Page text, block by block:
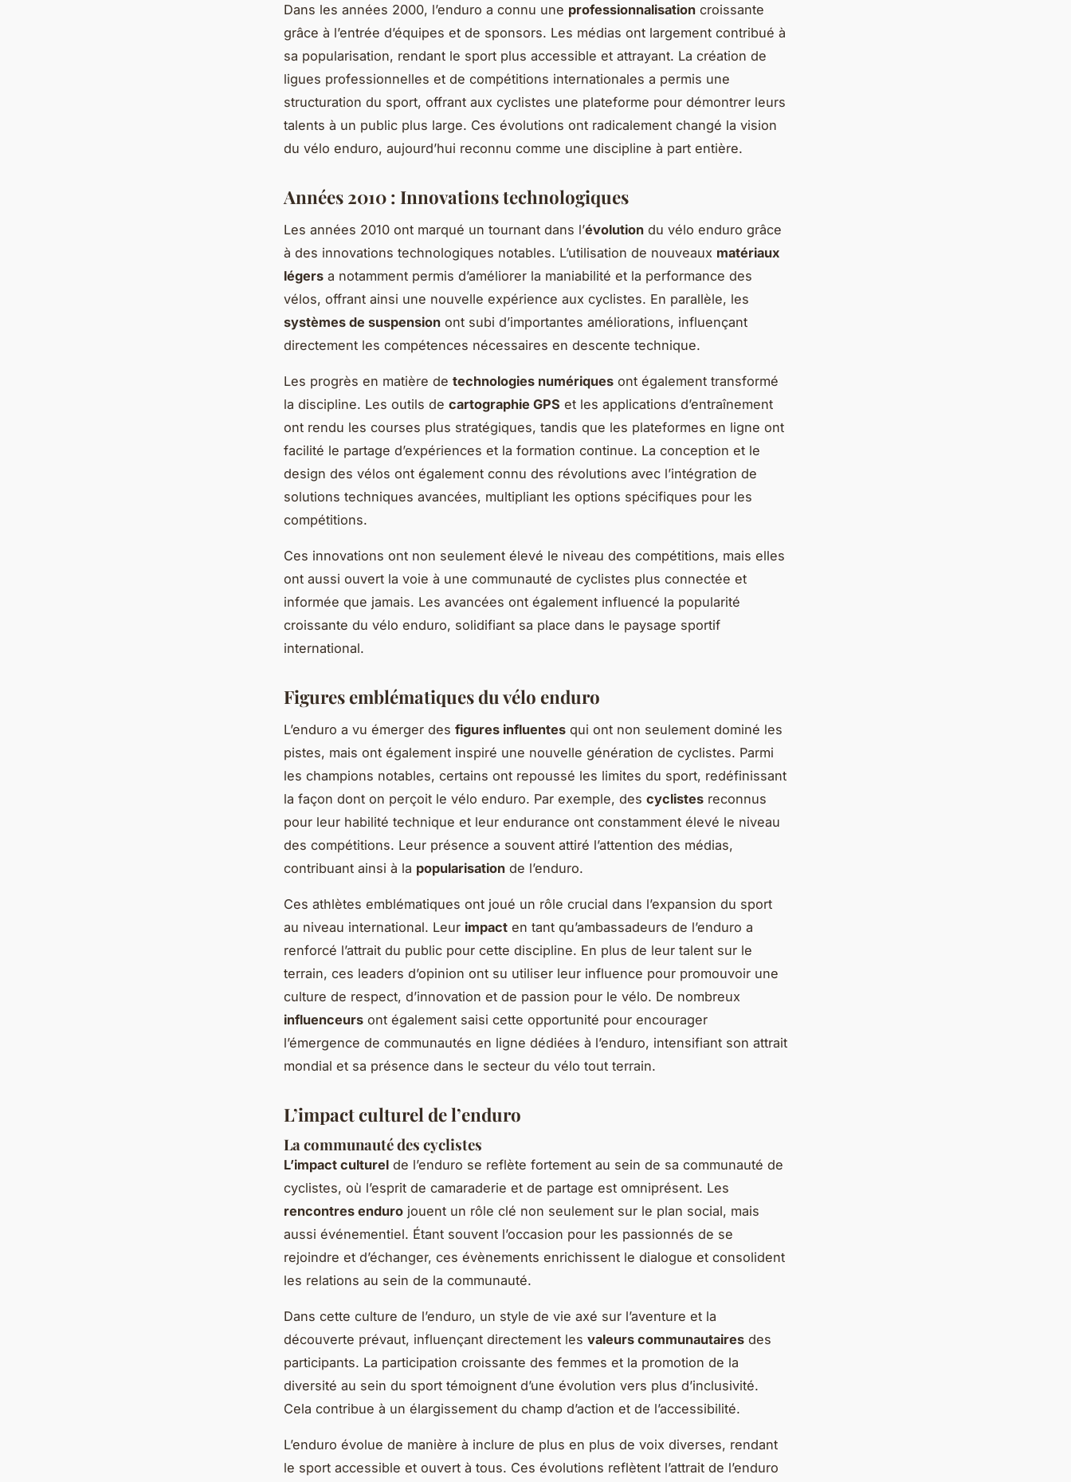
Dans les années 2000, l’enduro a connu une professionnalisation croissante
grâce à l’entrée d’équipes et de sponsors. Les médias ont largement contribué à
sa popularisation, rendant le sport plus accessible et attrayant. La création de
ligues professionnelles et de compétitions internationales a permis une
structuration du sport, offrant aux cyclistes une plateforme pour démontrer leurs
talents à un public plus large. Ces évolutions ont radicalement changé la vision
du vélo enduro, aujourd’hui reconnu comme une discipline à part entière.
Années 2010 : Innovations technologiques
Les années 2010 ont marqué un tournant dans l’évolution du vélo enduro grâce
à des innovations technologiques notables. L’utilisation de nouveaux matériaux
légers a notamment permis d’améliorer la maniabilité et la performance des
vélos, offrant ainsi une nouvelle expérience aux cyclistes. En parallèle, les
systèmes de suspension ont subi d’importantes améliorations, influençant
directement les compétences nécessaires en descente technique.
Les progrès en matière de technologies numériques ont également transformé
la discipline. Les outils de cartographie GPS et les applications d’entraînement
ont rendu les courses plus stratégiques, tandis que les plateformes en ligne ont
facilité le partage d’expériences et la formation continue. La conception et le
design des vélos ont également connu des révolutions avec l’intégration de
solutions techniques avancées, multipliant les options spécifiques pour les
compétitions.
Ces innovations ont non seulement élevé le niveau des compétitions, mais elles
ont aussi ouvert la voie à une communauté de cyclistes plus connectée et
informée que jamais. Les avancées ont également influencé la popularité
croissante du vélo enduro, solidifiant sa place dans le paysage sportif
international.
Figures emblématiques du vélo enduro
L’enduro a vu émerger des figures influentes qui ont non seulement dominé les
pistes, mais ont également inspiré une nouvelle génération de cyclistes. Parmi
les champions notables, certains ont repoussé les limites du sport, redéfinissant
la façon dont on perçoit le vélo enduro. Par exemple, des cyclistes reconnus
pour leur habilité technique et leur endurance ont constamment élevé le niveau
des compétitions. Leur présence a souvent attiré l’attention des médias,
contribuant ainsi à la popularisation de l’enduro.
Ces athlètes emblématiques ont joué un rôle crucial dans l’expansion du sport
au niveau international. Leur impact en tant qu’ambassadeurs de l’enduro a
renforcé l’attrait du public pour cette discipline. En plus de leur talent sur le
terrain, ces leaders d’opinion ont su utiliser leur influence pour promouvoir une
culture de respect, d’innovation et de passion pour le vélo. De nombreux
influenceurs ont également saisi cette opportunité pour encourager
l’émergence de communautés en ligne dédiées à l’enduro, intensifiant son attrait
mondial et sa présence dans le secteur du vélo tout terrain.
L’impact culturel de l’enduro
La communauté des cyclistes
L’impact culturel de l’enduro se reflète fortement au sein de sa communauté de
cyclistes, où l’esprit de camaraderie et de partage est omniprésent. Les
rencontres enduro jouent un rôle clé non seulement sur le plan social, mais
aussi événementiel. Étant souvent l’occasion pour les passionnés de se
rejoindre et d’échanger, ces évènements enrichissent le dialogue et consolident
les relations au sein de la communauté.
Dans cette culture de l’enduro, un style de vie axé sur l’aventure et la
découverte prévaut, influençant directement les valeurs communautaires des
participants. La participation croissante des femmes et la promotion de la
diversité au sein du sport témoignent d’une évolution vers plus d’inclusivité.
Cela contribue à un élargissement du champ d’action et de l’accessibilité.
L’enduro évolue de manière à inclure de plus en plus de voix diverses, rendant
le sport accessible et ouvert à tous. Ces évolutions reflètent l’attrait de l’enduro